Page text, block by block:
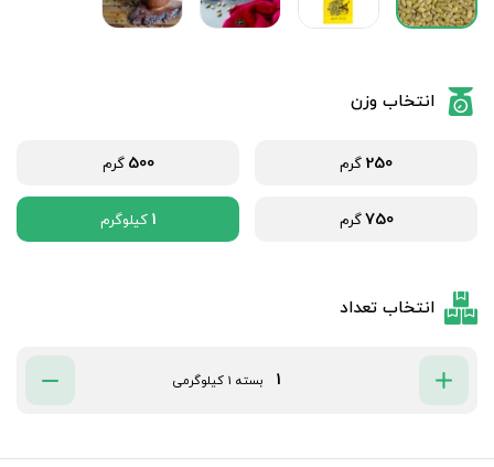
انتخاب وزن
250 گرم 500 گرم
750گرم 1 کیلوگرم
انتخاب تعداد
بسته 1 کیلوگرمی